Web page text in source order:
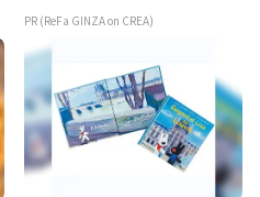
PR (ReFa GINZA on CREA)